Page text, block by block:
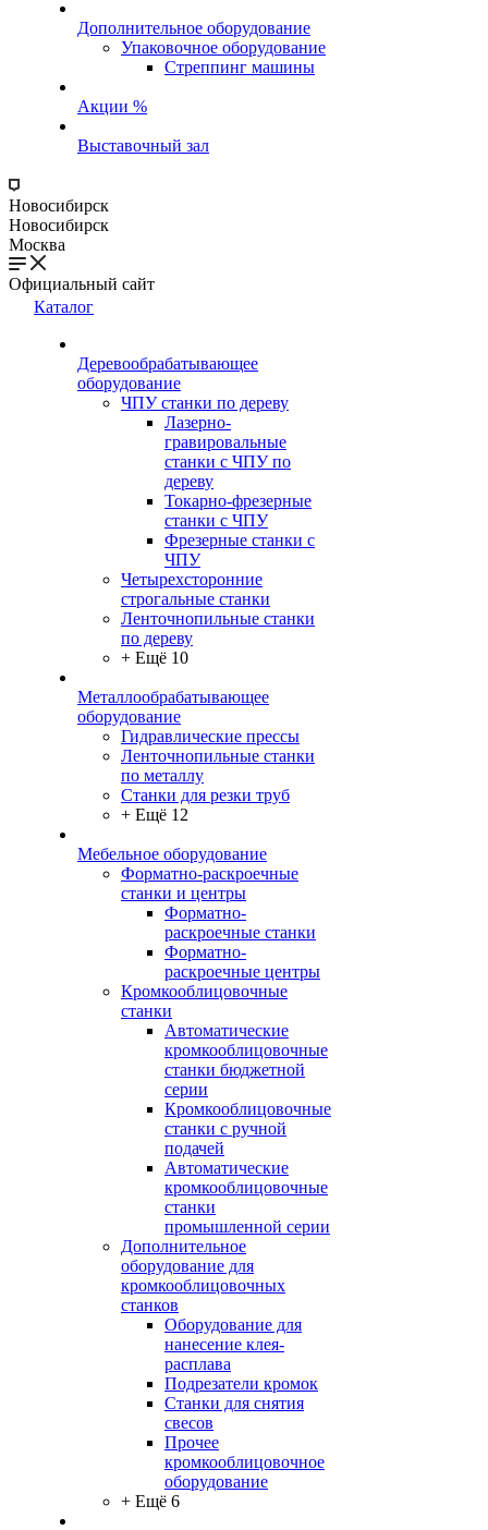
Дополнительное оборудование
Упаковочное оборудование
Стреппинг машины
Акции %
Выставочный зал
Новосибирск
Новосибирск
Москва
Официальный сайт
Каталог
Деревообрабатывающее
оборудование
ЧПУ станки по дереву
Лазерно-
гравировальные
станки с ЧПУ по
дереву
Токарно-фрезерные
станки с ЧПУ
Фрезерные станки с
ЧПУ
Четырехсторонние
строгальные станки
Ленточнопильные станки
по дереву
+ Ещё 10
Металлообрабатывающее
оборудование
Гидравлические прессы
Ленточнопильные станки
по металлу
Станки для резки труб
+ Ещё 12
Мебельное оборудование
Форматно-раскроечные
станки и центры
Форматно-
раскроечные станки
Форматно-
раскроечные центры
Кромкооблицовочные
станки
Автоматические
кромкооблицовочные
станки бюджетной
серии
Кромкооблицовочные
станки с ручной
подачей
Автоматические
кромкооблицовочные
станки
промышленной серии
Дополнительное
оборудование для
кромкооблицовочных
станков
Оборудование для
нанесение клея-
расплава
Подрезатели кромок
Станки для снятия
свесов
Прочее
кромкооблицовочное
оборудование
+ Ещё 6